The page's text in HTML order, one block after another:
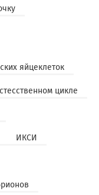
яйцеклеток
цикле
ИКСИ